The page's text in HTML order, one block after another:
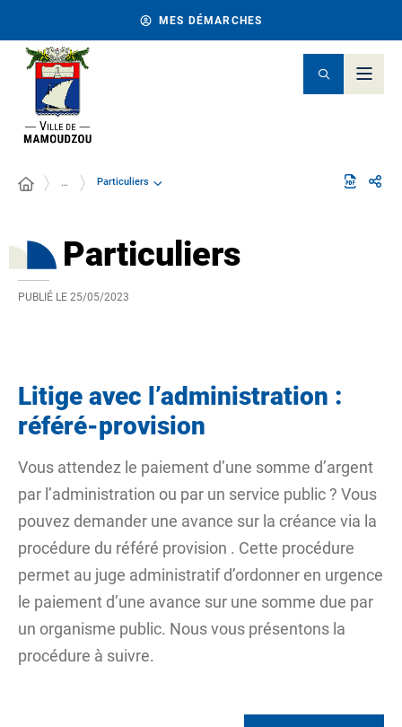
MES DÉMARCHES
… Particuliers
Particuliers
PUBLIÉ LE 25/05/2023
Litige avec l’administration :
référé-provision
Vous attendez le paiement d’une somme d’argent
par l’administration ou par un service public ? Vous
pouvez demander une avance sur la créance via la
procédure du référé provision . Cette procédure
permet au juge administratif d’ordonner en urgence
le paiement d’une avance sur une somme due par
un organisme public. Nous vous présentons la
procédure à suivre.